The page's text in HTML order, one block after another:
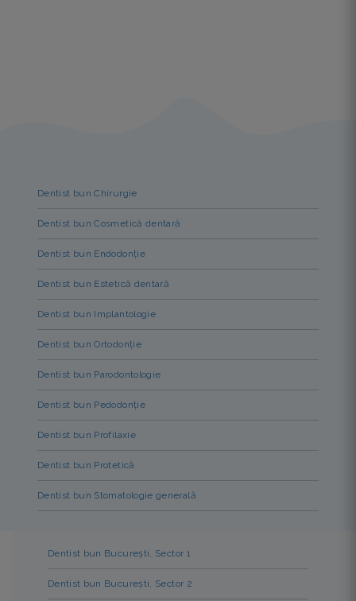
Dentist bun Chirurgie
Dentist bun Cosmetică dentară
Dentist bun Endodonție
Dentist bun Estetică dentară
Dentist bun Implantologie
Dentist bun Ortodonție
Dentist bun Parodontologie
Dentist bun Pedodonție
Dentist bun Profilaxie
Dentist bun Protetică
Dentist bun Stomatologie generală
Dentist bun București, Sector 1
Dentist bun București, Sector 2